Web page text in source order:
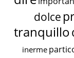
dolce
tranquillo
inerme